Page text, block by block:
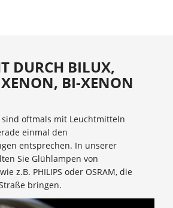
DURCH BILUX,
BI-XENON
sind oftmals mit Leuchtmitteln
einmal den
entsprechen. In unserer
Sie Glühlampen von
z.B. PHILIPS oder OSRAM, die
bringen.